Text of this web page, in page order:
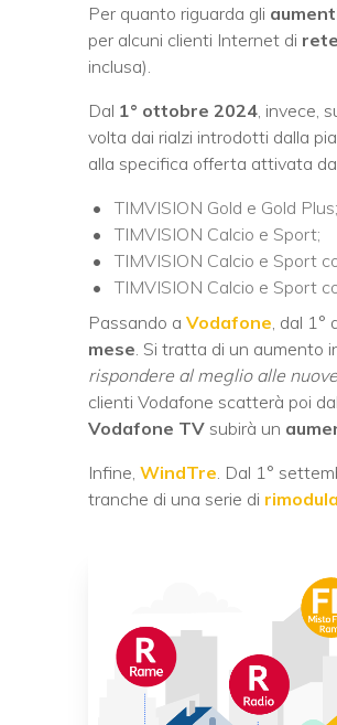
Per quanto riguarda gli
per alcuni clienti Internet di
inclusa).
Dal 1° ottobre 2024 , invece,
volta dai rialzi introdotti dalla
alla specifica offerta attivata
TIMVISION Gold e Gold Plus;
TIMVISION Calcio e Sport;
TIMVISION Calcio e Sport
TIMVISION Calcio e Sport
Passando a Vodafone , dal
mese . Si tratta di un aumento
rispondere al meglio alle
clienti Vodafone scatterà poi dal
Vodafone TV subirà un
Infine, WindTre . Dal 1°
tranche di una serie di